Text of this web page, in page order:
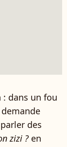
: dans un fou
des
zizi ? en